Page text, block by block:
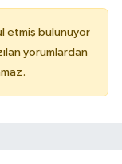
etmiş bulunuyor
yorumlardan